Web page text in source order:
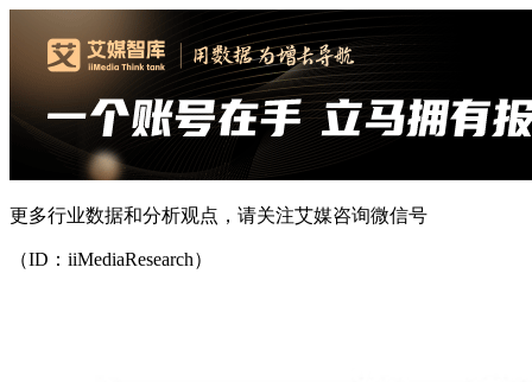
更多行业数据和分析观点，请关注艾媒咨询微信号
（ID：iiMediaResearch）